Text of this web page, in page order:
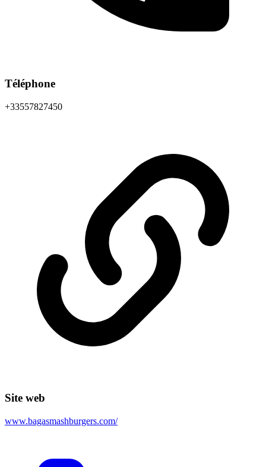
Téléphone
+33557827450
Site web
www.bagasmashburgers.com/